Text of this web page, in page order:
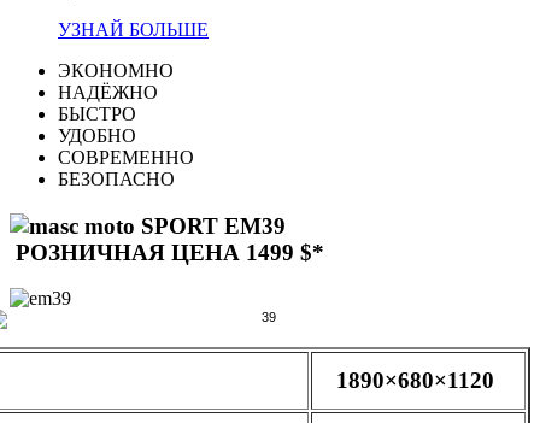
УЗНАЙ БОЛЬШЕ
ЭКОНОМНО
НАДЁЖНО
БЫСТРО
УДОБНО
СОВРЕМЕННО
БЕЗОПАСНО
SPORT EM39
РОЗНИЧНАЯ ЦЕНА 1499 $*
1890×680×1120